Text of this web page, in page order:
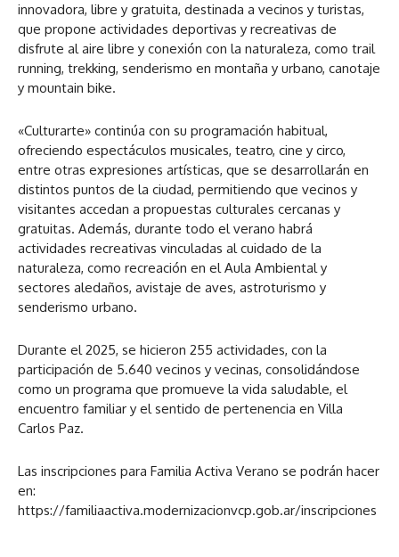
innovadora, libre y gratuita, destinada a vecinos y turistas,
que propone actividades deportivas y recreativas de
disfrute al aire libre y conexión con la naturaleza, como trail
running, trekking, senderismo en montaña y urbano, canotaje
y mountain bike.
«Culturarte» continúa con su programación habitual,
ofreciendo espectáculos musicales, teatro, cine y circo,
entre otras expresiones artísticas, que se desarrollarán en
distintos puntos de la ciudad, permitiendo que vecinos y
visitantes accedan a propuestas culturales cercanas y
gratuitas. Además, durante todo el verano habrá
actividades recreativas vinculadas al cuidado de la
naturaleza, como recreación en el Aula Ambiental y
sectores aledaños, avistaje de aves, astroturismo y
senderismo urbano.
Durante el 2025, se hicieron 255 actividades, con la
participación de 5.640 vecinos y vecinas, consolidándose
como un programa que promueve la vida saludable, el
encuentro familiar y el sentido de pertenencia en Villa
Carlos Paz.
Las inscripciones para Familia Activa Verano se podrán hacer
en:
https://familiaactiva.modernizacionvcp.gob.ar/inscripciones